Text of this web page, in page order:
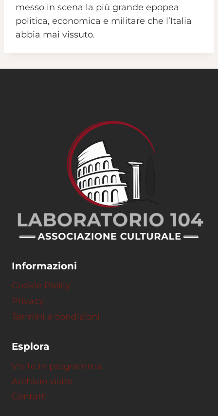
messo in scena la più grande epopea
politica, economica e militare che l’Italia
abbia mai vissuto.
Informazioni
Cookie Policy
Privacy
Termini e condizioni
Esplora
Visite in programma
Archivio visite
Contatti